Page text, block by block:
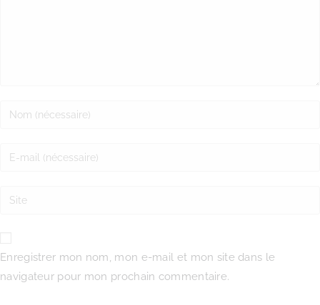
Enregistrer mon nom, mon e-mail et mon site dans le
navigateur pour mon prochain commentaire.